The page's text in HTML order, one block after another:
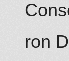
ron